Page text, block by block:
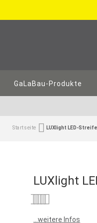
GaLaBau-Produkte
Startseite LUXlight LED-
LUXlight
...weitere Infos